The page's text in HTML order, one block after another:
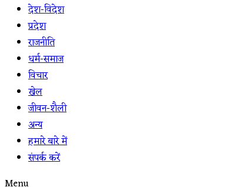
देश-विदेश
प्रदेश
राजनीति
धर्म-समाज
विचार
खेल
जीवन-शैली
अन्य
हमारे बारे में
संपर्क करें